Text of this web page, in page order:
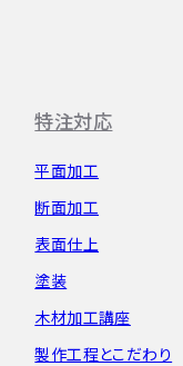
特注対応
平面加工
断面加工
表面仕上
塗装
木材加工講座
製作工程とこだわり